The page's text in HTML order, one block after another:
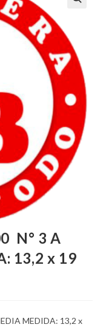
N° 3 A
13,2 x 19
MEDIDA: 13,2 x